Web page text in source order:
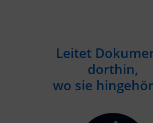
Leitet
dorthin,
wo sie